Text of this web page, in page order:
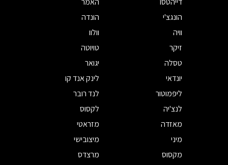
הונגצ'י
הונדה
וויה
וולוו
זיקר
טויוטה
טסלה
יגואר
יונדאי
לינק אנד קו
ליפמוטור
לנד רובר
לנצ'יה
לקסוס
מאזדה
מזראטי
מיני
מיצובישי
מקסוס
מרצדס